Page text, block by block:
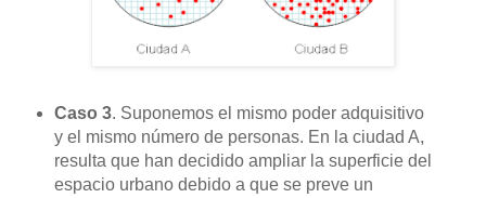
Caso 3. Suponemos el mismo poder adquisitivo
y el mismo número de personas. En la ciudad A,
resulta que han decidido ampliar la superficie del
espacio urbano debido a que se preve un